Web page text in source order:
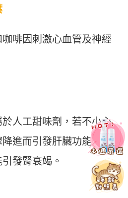
啡因刺激心血管及神經
人工甜味劑，若不小心
進而引發肝臟功能異
發腎衰竭。